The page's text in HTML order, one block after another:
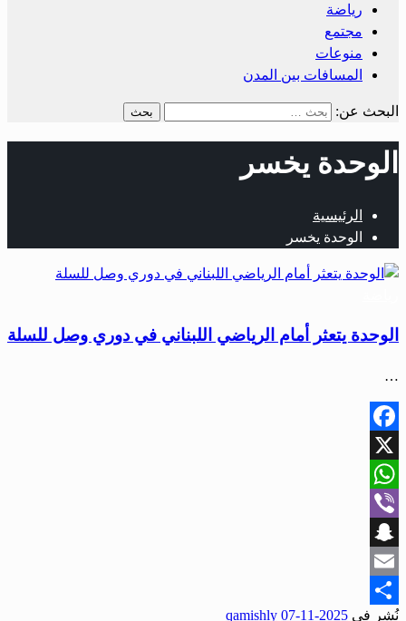
رياضة
مجتمع
منوعات
المسافات بين المدن
البحث عن:
الوحدة يخسر
الرئيسية
الوحدة يخسر
الوحدة يتعثر أمام الرياضي اللبناني في دوري وصل للسلة
…
Facebook
X
WhatsApp
Viber
Snapchat
Email
نُشر في 2025-11-07
qamishly